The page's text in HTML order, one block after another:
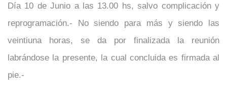
Día 10 de Junio a las 13.00 hs, salvo complicación y
reprogramación.- No siendo para más y siendo las
veintiuna horas, se da por finalizada la reunión
labrándose la presente, la cual concluida es firmada al
pie.-